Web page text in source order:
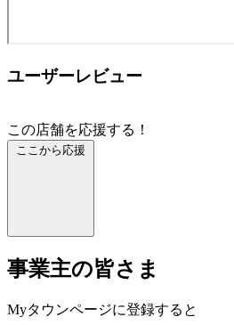
ユーザーレビュー
この店舗を応援する！
ここから応援
事業主の皆さま
Myタウンページに登録すると